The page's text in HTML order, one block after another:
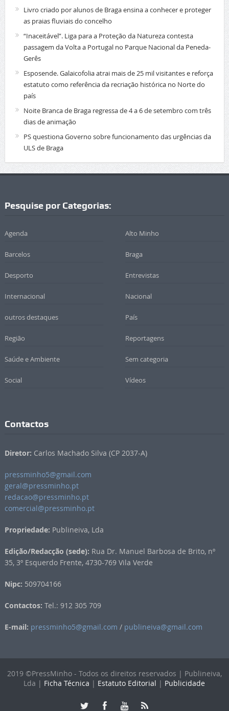
Livro criado por alunos de Braga ensina a conhecer e proteger
as praias fluviais do concelho
“Inaceitável”. Liga para a Proteção da Natureza contesta
passagem da Volta a Portugal no Parque Nacional da Peneda-
Gerês
Esposende. Galaicofolia atrai mais de 25 mil visitantes e reforça
estatuto como referência da recriação histórica no Norte do
país
Noite Branca de Braga regressa de 4 a 6 de setembro com três
dias de animação
PS questiona Governo sobre funcionamento das urgências da
ULS de Braga
Pesquise por Categorias:
Agenda Alto Minho
Barcelos Braga
Desporto Entrevistas
Internacional Nacional
outros destaques País
Região Reportagens
Saúde e Ambiente Sem categoria
Social Vídeos
Contactos
Diretor: Carlos Machado Silva (CP 2037-A)
pressminho5@gmail.com
geral@pressminho.pt
redacao@pressminho.pt
comercial@pressminho.pt
Propriedade: Publineiva, Lda
Edição/Redacção (sede): Rua Dr. Manuel Barbosa de Brito, nº
35, 3º Esquerdo Frente, 4730-769 Vila Verde
Nipc: 509704166
Contactos: Tel.: 912 305 709
E-mail: pressminho5@gmail.com / publineiva@gmail.com
2019 ©PressMinho - Todos os direitos reservados | Publineiva,
Lda | Ficha Técnica | Estatuto Editorial | Publicidade